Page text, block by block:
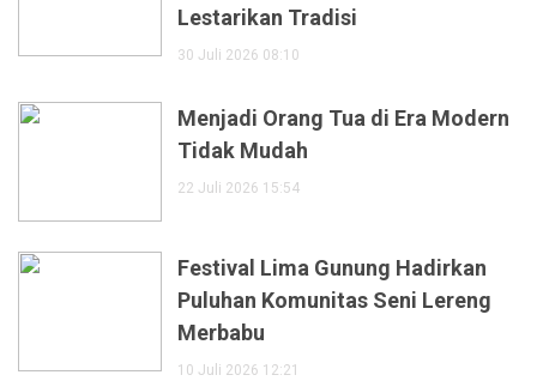
Lestarikan Tradisi
30 Juli 2026 08:10
Menjadi Orang Tua di Era Modern
Tidak Mudah
22 Juli 2026 15:54
Festival Lima Gunung Hadirkan
Puluhan Komunitas Seni Lereng
Merbabu
10 Juli 2026 12:21